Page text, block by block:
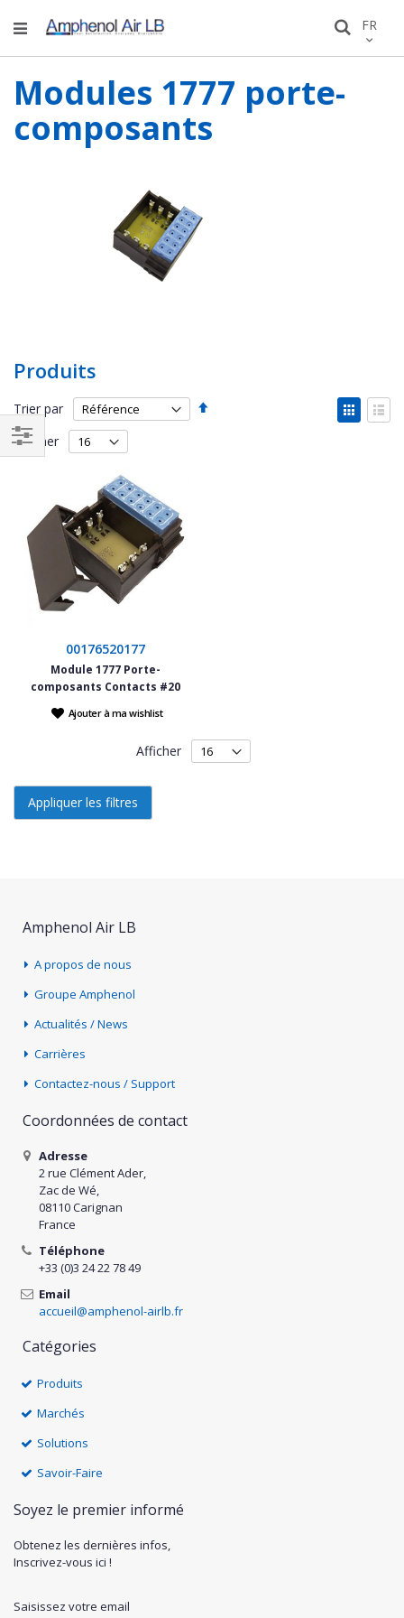
Allez
au
FR
Modules 1777 porte-
composants
Produits
Trier par
Par
en
Afficher
00176520177
Module 1777 Porte-
composants Contacts #20
Ajouter à ma wishlist
Afficher
Filtrer
Appliquer les filtres
Amphenol Air LB
A propos de nous
Groupe Amphenol
Actualités / News
Carrières
Contactez-nous / Support
Coordonnées de contact
Adresse
2 rue Clément Ader,
Zac de Wé,
08110 Carignan
France
Téléphone
+33 (0)3 24 22 78 49
Email
accueil@amphenol-airlb.fr
Catégories
Produits
Marchés
Solutions
Savoir-Faire
Soyez le premier informé
Obtenez les dernières infos,
Inscrivez-vous ici !
Saisissez votre email